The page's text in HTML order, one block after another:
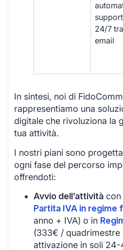
24/7
email
In sintesi, noi di
rappresentiamo una
digitale che rivoluziona la
tua attività.
I nostri piani sono
ogni fase del percorso
offrendoti:
Avvio dell’attività con
Partita IVA in
anno + IVA) o in
(333€ / quadrimestre
attivazione in soli 24-